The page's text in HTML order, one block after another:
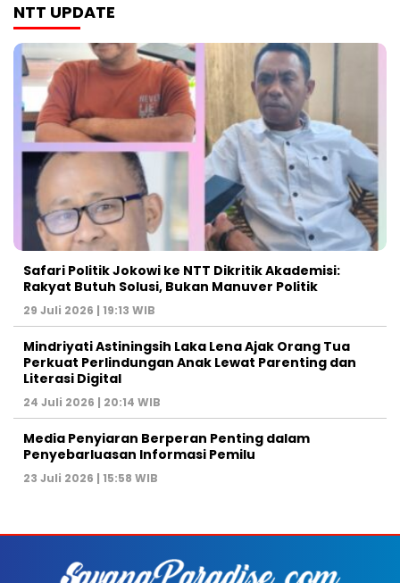
NTT UPDATE
Safari Politik Jokowi ke NTT Dikritik Akademisi:
Rakyat Butuh Solusi, Bukan Manuver Politik
29 Juli 2026 | 19:13 WIB
Mindriyati Astiningsih Laka Lena Ajak Orang Tua
Perkuat Perlindungan Anak Lewat Parenting dan
Literasi Digital
24 Juli 2026 | 20:14 WIB
Media Penyiaran Berperan Penting dalam
Penyebarluasan Informasi Pemilu
23 Juli 2026 | 15:58 WIB